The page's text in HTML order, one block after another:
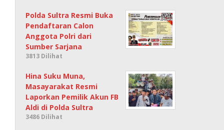
Polda Sultra Resmi Buka
Pendaftaran Calon
Anggota Polri dari
Sumber Sarjana
3813 Dilihat
Hina Suku Muna,
Masayarakat Resmi
Laporkan Pemilik Akun FB
Aldi di Polda Sultra
3486 Dilihat